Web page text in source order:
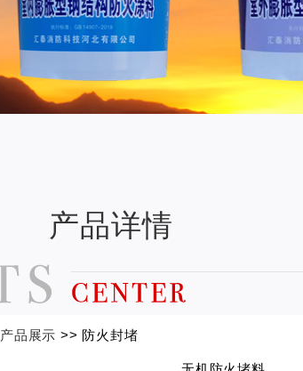
产品详情
产品展示 >> 防火封堵